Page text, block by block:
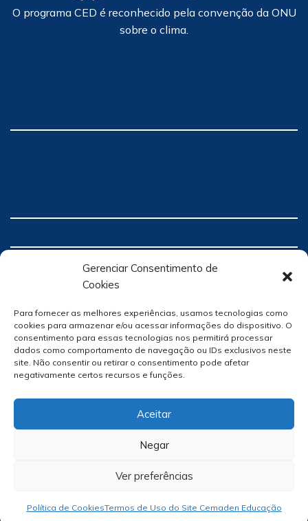
Gerenciar Consentimento de
Cookies
Para fornecer as melhores experiências, usamos tecnologias como
cookies para armazenar e/ou acessar informações do dispositivo. O
consentimento para essas tecnologias nos permitirá processar
dados como comportamento de navegação ou IDs exclusivos neste
site. Não consentir ou retirar o consentimento pode afetar
negativamente certos recursos e funções.
Aceitar
Negar
Ver preferências
Política de CookiesTermos de Uso do Site Cemaden Educação
O programa CED é reconhecido pela convenção da ONU
sobre o clima.